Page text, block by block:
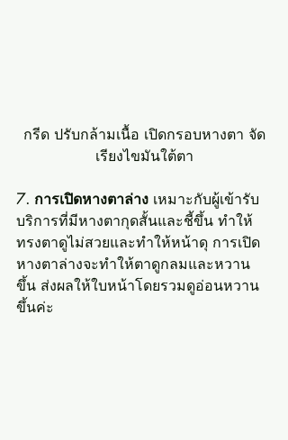
กรีด ปรับกล้ามเนื้อ เปิดกรอบหางตา จัด
เรียงไขมันใต้ตา
7. การเปิดหางตาล่าง เหมาะกับผู้เข้ารับ
บริการที่มีหางตากุดสั้นและชี้ขึ้น ทำให้
ทรงตาดูไม่สวยและทำให้หน้าดุ การเปิด
หางตาล่างจะทำให้ตาดูกลมและหวาน
ขึ้น ส่งผลให้ใบหน้าโดยรวมดูอ่อนหวาน
ขึ้นค่ะ